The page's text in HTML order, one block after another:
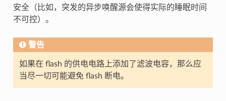
安全（比如，突发的异步唤醒源会使得实际的睡眠时间
不可控）。
警告
如果在 flash 的供电电路上添加了滤波电容，那么应
当尽一切可能避免 flash 断电。